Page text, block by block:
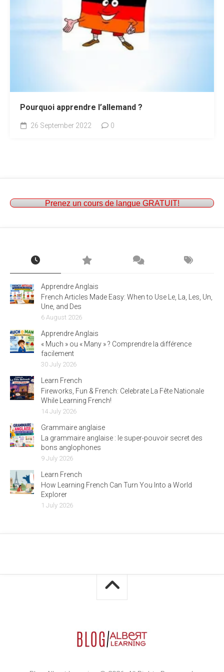
Pourquoi apprendre l’allemand ?
26 September 2022 0
Prenez un cours de langue GRATUIT!
Apprendre Anglais
French Articles Made Easy: When to Use Le, La, Les, Un,
Une, and Des
6 August 2026
Apprendre Anglais
« Much » ou « Many » ? Comprendre la différence
facilement
30 July 2026
Learn French
Fireworks, Fun & French: Celebrate La Fête Nationale
While Learning French!
14 July 2026
Grammaire anglaise
La grammaire anglaise : le super-pouvoir secret des
bons anglophones
9 July 2026
Learn French
How Learning French Can Turn You Into a World
Explorer
1 July 2026